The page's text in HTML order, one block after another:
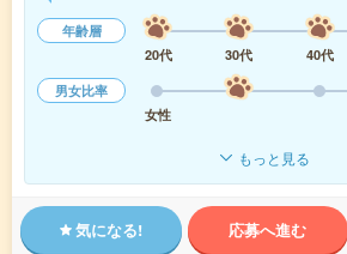
年齢層
20代
30代 40代
男女比率
女性
もっと見る
気になる! 応募へ進む